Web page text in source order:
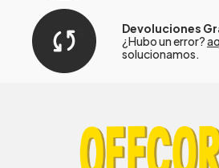
Devoluciones
¿Hubo un error?
solucionamos.